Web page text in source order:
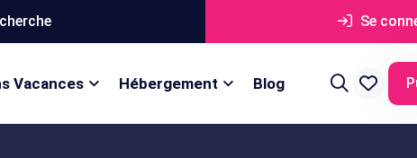
Se
Vacances Hébergement Blog